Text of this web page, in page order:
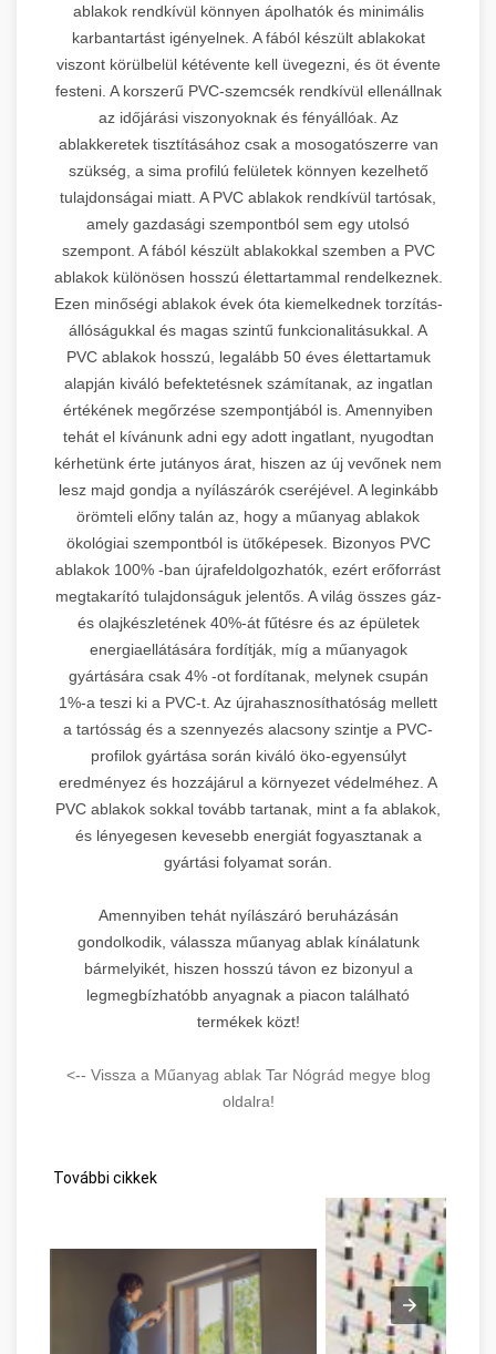
ablakok rendkívül könnyen ápolhatók és minimális
karbantartást igényelnek. A fából készült ablakokat
viszont körülbelül kétévente kell üvegezni, és öt évente
festeni. A korszerű PVC-szemcsék rendkívül ellenállnak
az időjárási viszonyoknak és fényállóak. Az
ablakkeretek tisztításához csak a mosogatószerre van
szükség, a sima profilú felületek könnyen kezelhető
tulajdonságai miatt. A PVC ablakok rendkívül tartósak,
amely gazdasági szempontból sem egy utolsó
szempont. A fából készült ablakokkal szemben a PVC
ablakok különösen hosszú élettartammal rendelkeznek.
Ezen minőségi ablakok évek óta kiemelkednek torzítás-
állóságukkal és magas szintű funkcionalitásukkal. A
PVC ablakok hosszú, legalább 50 éves élettartamuk
alapján kiváló befektetésnek számítanak, az ingatlan
értékének megőrzése szempontjából is. Amennyiben
tehát el kívánunk adni egy adott ingatlant, nyugodtan
kérhetünk érte jutányos árat, hiszen az új vevőnek nem
lesz majd gondja a nyílászárók cseréjével. A leginkább
örömteli előny talán az, hogy a műanyag ablakok
ökológiai szempontból is ütőképesek. Bizonyos PVC
ablakok 100% -ban újrafeldolgozhatók, ezért erőforrást
megtakarító tulajdonságuk jelentős. A világ összes gáz-
és olajkészletének 40%-át fűtésre és az épületek
energiaellátására fordítják, míg a műanyagok
gyártására csak 4% -ot fordítanak, melynek csupán
1%-a teszi ki a PVC-t. Az újrahasznosíthatóság mellett
a tartósság és a szennyezés alacsony szintje a PVC-
profilok gyártása során kiváló öko-egyensúlyt
eredményez és hozzájárul a környezet védelméhez. A
PVC ablakok sokkal tovább tartanak, mint a fa ablakok,
és lényegesen kevesebb energiát fogyasztanak a
gyártási folyamat során.
Amennyiben tehát nyílászáró beruházásán
gondolkodik, válassza műanyag ablak kínálatunk
bármelyikét, hiszen hosszú távon ez bizonyul a
legmegbízhatóbb anyagnak a piacon található
termékek közt!
<-- Vissza a Műanyag ablak Tar Nógrád megye blog
oldalra!
További cikkek